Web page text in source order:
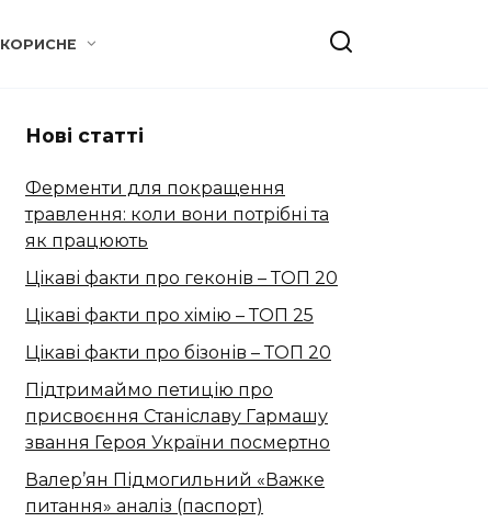
КОРИСНЕ
Нові статті
Ферменти для покращення
травлення: коли вони потрібні та
як працюють
Цікаві факти про геконів – ТОП 20
Цікаві факти про хімію – ТОП 25
Цікаві факти про бізонів – ТОП 20
Підтримаймо петицію про
присвоєння Станіславу Гармашу
звання Героя України посмертно
Валер’ян Підмогильний «Важке
питання» аналіз (паспорт)